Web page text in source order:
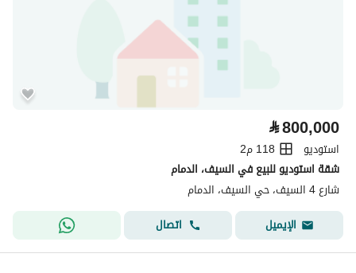
⃁800,000
استوديو
118 م2
شقة استوديو للبيع في السيف، الدمام
شارع 4 السيف، حي السيف، الدمام
الإيميل
اتصال